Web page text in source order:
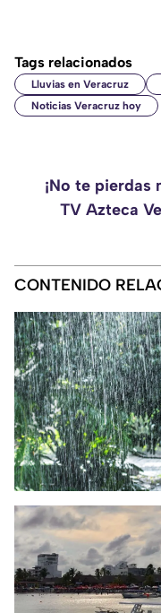
Tags relacionados
Lluvias en Veracruz
Noticias Veracruz hoy
¡No te pierdas
TV Azteca
CONTENIDO